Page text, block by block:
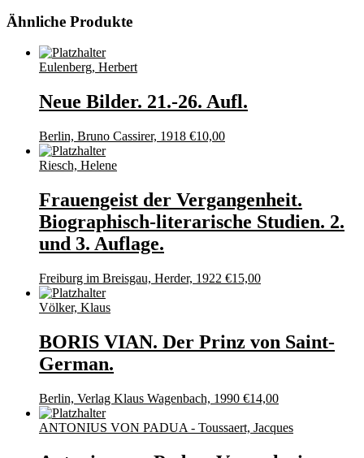
Ähnliche Produkte
Eulenberg, Herbert
Neue Bilder. 21.-26. Aufl.
Berlin, Bruno Cassirer, 1918 €10,00
Riesch, Helene
Frauengeist der Vergangenheit.
Biographisch-literarische Studien. 2.
und 3. Auflage.
Freiburg im Breisgau, Herder, 1922 €15,00
Völker, Klaus
BORIS VIAN. Der Prinz von Saint-
German.
Berlin, Verlag Klaus Wagenbach, 1990 €14,00
ANTONIUS VON PADUA - Toussaert, Jacques